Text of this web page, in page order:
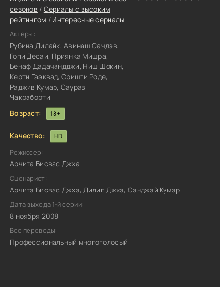
сезонов / Сериалы с высоким
рейтингом / Интересные сериалы
Актеры:
Рубина Дилайк, Авинаш Сачдэв,
Гопи Десаи, Приянка Мишра,
Бенаф Дадачандджи, Ниш Шокин,
Керти Гаэквад, Сришти Роде,
Раджив Кумар, Саурав
Чакраборти
Возраст:
18+
Качество: HD
Режиссер:
Арчита Бисвас Джха
Сценарист:
Арчита Бисвас Джха, Дилип Джха, Санджай Кумар
Дата выхода 1-й серии:
8 ноября 2008
Все переводы:
Профессиональный многоголосый